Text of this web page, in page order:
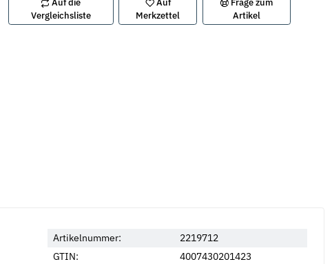
Vergleichsliste
Merkzettel
Artikel
Artikelnummer:
2219712
GTIN:
4007430201423